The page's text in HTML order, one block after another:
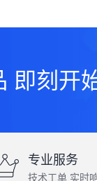
即刻开
专业服务
技术工单 实时